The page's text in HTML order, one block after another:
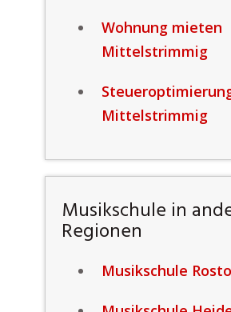
Wohnung mieten
Mittelstrimmig
Mittelstrimmig
Musikschule in
Regionen
Musikschule